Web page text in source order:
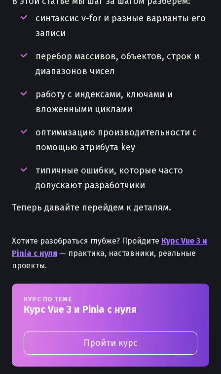
синтаксис v-for и разные варианты его
записи
перебор массивов, объектов, строк и
диапазонов чисел
работу с индексами, ключами и
вложенными циклами
оптимизацию производительности с
помощью атрибута key
типичные ошибки, которые часто
допускают разработчики
Теперь давайте перейдем к деталям.
Хотите разобраться глубже? Пройдите Курс Vue 3 и
Pinia с нуля — практика, наставники, реальные
проекты.
КУРС ПО ТЕМЕ
Курс Vue 3 и Pinia с нуля
Пройти курс